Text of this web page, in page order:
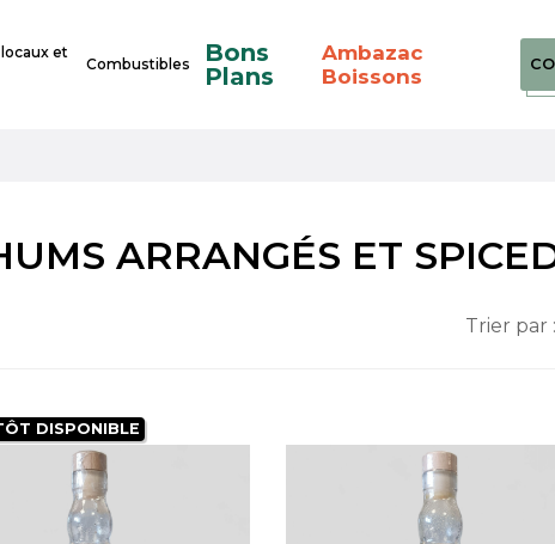
et
Combustibles
Bons
Plans
Ambazac
Boissons
ARRANGÉS ET
Trier par :
DISPONIBLE